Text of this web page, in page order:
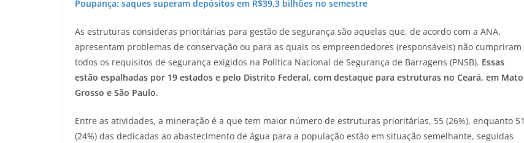
Poupança: saques superam depósitos em R$39,3 bilhões no semestre
As estruturas consideras prioritárias para gestão de segurança são aquelas que, de acordo com a ANA,
apresentam problemas de conservação ou para as quais os empreendedores (responsáveis) não cumpriram
todos os requisitos de segurança exigidos na Política Nacional de Segurança de Barragens (PNSB). Essas
estão espalhadas por 19 estados e pelo Distrito Federal, com destaque para estruturas no Ceará, em Mato
Grosso e São Paulo.
Entre as atividades, a mineração é a que tem maior número de estruturas prioritárias, 55 (26%), enquanto 51
(24%) das dedicadas ao abastecimento de água para a população estão em situação semelhante, seguidas